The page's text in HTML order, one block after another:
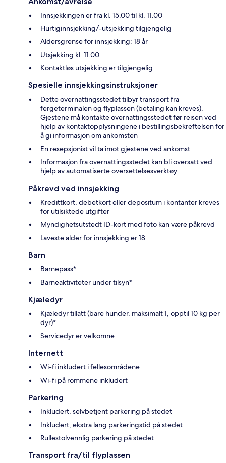
Innsjekkingen er fra kl. 15.00 til kl. 11.00
Hurtiginnsjekking/-utsjekking tilgjengelig
Aldersgrense for innsjekking: 18 år
Utsjekking kl. 11.00
Kontaktløs utsjekking er tilgjengelig
Spesielle innsjekkingsinstruksjoner
Dette overnattingsstedet tilbyr transport fra
fergeterminalen og flyplassen (betaling kan kreves).
Gjestene må kontakte overnattingsstedet før reisen ved
hjelp av kontaktopplysningene i bestillingsbekreftelsen for
å gi informasjon om ankomsten
En resepsjonist vil ta imot gjestene ved ankomst
Informasjon fra overnattingsstedet kan bli oversatt ved
hjelp av automatiserte oversettelsesverktøy
Påkrevd ved innsjekking
Kredittkort, debetkort eller depositum i kontanter kreves
for utilsiktede utgifter
Myndighetsutstedt ID-kort med foto kan være påkrevd
Laveste alder for innsjekking er 18
Barn
Barnepass*
Barneaktiviteter under tilsyn*
Kjæledyr
Kjæledyr tillatt (bare hunder, maksimalt 1, opptil 10 kg per
dyr)*
Servicedyr er velkomne
Internett
Wi-fi inkludert i fellesområdene
Wi-fi på rommene inkludert
Parkering
Inkludert, selvbetjent parkering på stedet
Inkludert, ekstra lang parkeringstid på stedet
Rullestolvennlig parkering på stedet
Transport fra/til flyplassen